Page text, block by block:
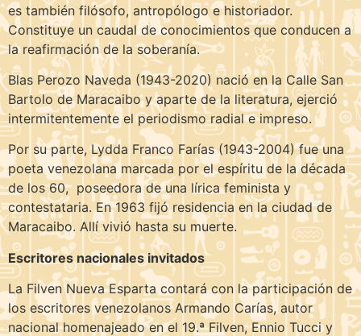
es también filósofo, antropólogo e historiador.
Constituye un caudal de conocimientos que conducen a
la reafirmación de la soberanía.
Blas Perozo Naveda (1943-2020) nació en la Calle San
Bartolo de Maracaibo y aparte de la literatura, ejerció
intermitentemente el periodismo radial e impreso.
Por su parte, Lydda Franco Farías (1943-2004) fue una
poeta venezolana marcada por el espíritu de la década
de los 60, ​ poseedora de una lírica feminista y
contestataria. En 1963 fijó residencia en la ciudad de
Maracaibo. Allí vivió hasta su muerte.
Escritores nacionales invitados
La Filven Nueva Esparta contará con la participación de
los escritores venezolanos Armando Carías, autor
nacional homenajeado en el 19.ª Filven, Ennio Tucci y